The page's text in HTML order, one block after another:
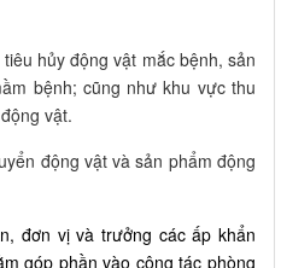
hủy động vật mắc bệnh, sản
bệnh; cũng như khu vực thu
vật.
động vật và sản phẩm động
đơn vị và trưởng các ấp khẩn
góp phần vào công tác phòng